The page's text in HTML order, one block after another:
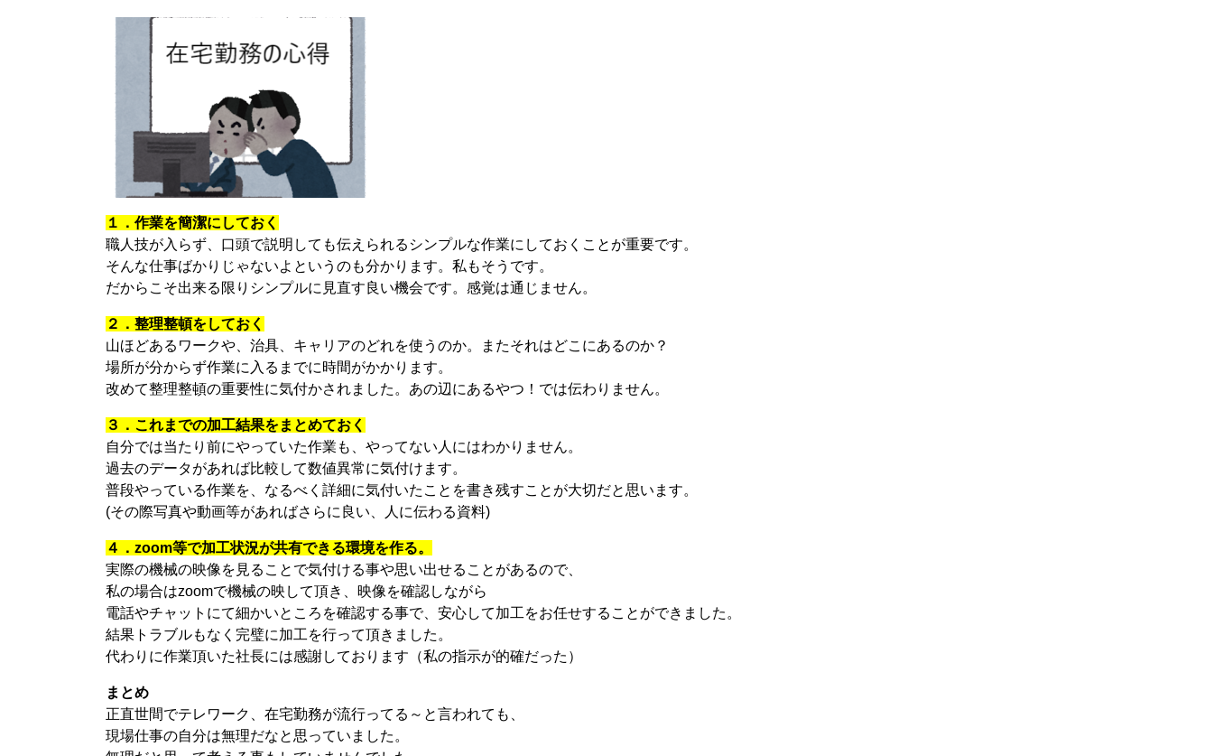
１．作業を簡潔にしておく
職人技が入らず、口頭で説明しても伝えられるシンプルな作業にしておくことが重要です。
そんな仕事ばかりじゃないよというのも分かります。私もそうです。
だからこそ出来る限りシンプルに見直す良い機会です。感覚は通じません。
２．整理整頓をしておく
山ほどあるワークや、治具、キャリアのどれを使うのか。またそれはどこにあるのか？
場所が分からず作業に入るまでに時間がかかります。
改めて整理整頓の重要性に気付かされました。あの辺にあるやつ！では伝わりません。
３．これまでの加工結果をまとめておく
自分では当たり前にやっていた作業も、やってない人にはわかりません。
過去のデータがあれば比較して数値異常に気付けます。
普段やっている作業を、なるべく詳細に気付いたことを書き残すことが大切だと思います。
(その際写真や動画等があればさらに良い、人に伝わる資料)
４．zoom等で加工状況が共有できる環境を作る。
実際の機械の映像を見ることで気付ける事や思い出せることがあるので、
私の場合はzoomで機械の映して頂き、映像を確認しながら
電話やチャットにて細かいところを確認する事で、安心して加工をお任せすることができました。
結果トラブルもなく完璧に加工を行って頂きました。
代わりに作業頂いた社長には感謝しております（私の指示が的確だった）
まとめ
正直世間でテレワーク、在宅勤務が流行ってる～と言われても、
現場仕事の自分は無理だなと思っていました。